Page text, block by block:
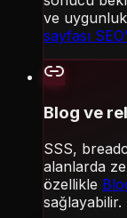
ve
sayfası
Blog ve
SSS,
alanlarda
özellikle
sağlayabilir.